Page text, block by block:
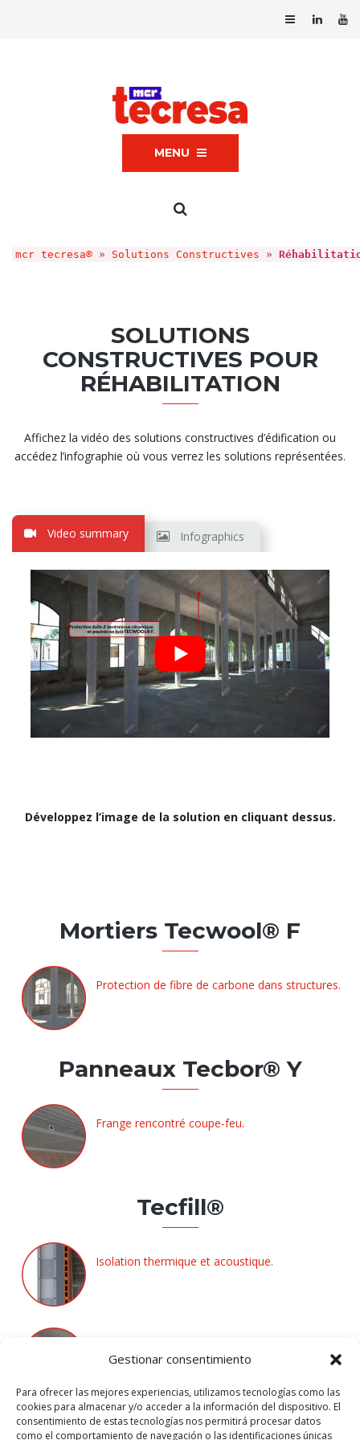
Gestionar consentimiento
Para ofrecer las mejores experiencias, utilizamos tecnologías como las
cookies para almacenar y/o acceder a la información del dispositivo. El
consentimiento de estas tecnologías nos permitirá procesar datos
como el comportamiento de navegación o las identificaciones únicas
MENU
mcr tecresa® » Solutions Constructives »
SOLUTIONS
CONSTRUCTIVES POUR
RÉHABILITATION
Affichez la vidéo des solutions constructives d’édification ou
accédez l’infographie où vous verrez les solutions représentées.
Video summary Infographics
Développez l’image de la solution en cliquant dessus.
Mortiers Tecwool® F
Protection de fibre de carbone dans structures.
Panneaux Tecbor® Y
Frange rencontré coupe-feu.
Tecfill®
Isolation thermique et acoustique.
poutres en bois.
Frange rencontré mitoyen.